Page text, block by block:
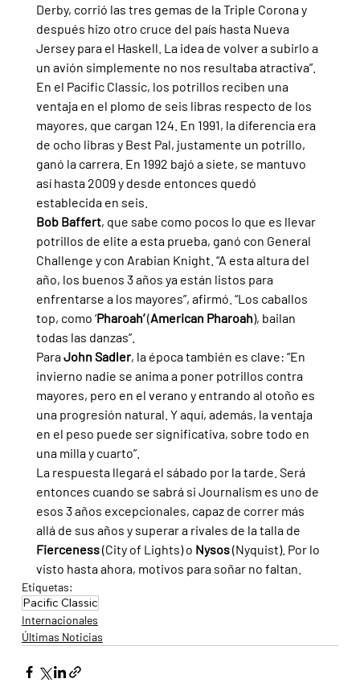
Derby, corrió las tres gemas de la Triple Corona y
después hizo otro cruce del país hasta Nueva
Jersey para el Haskell. La idea de volver a subirlo a
un avión simplemente no nos resultaba atractiva”.
En el Pacific Classic, los potrillos reciben una
ventaja en el plomo de seis libras respecto de los
mayores, que cargan 124. En 1991, la diferencia era
de ocho libras y Best Pal, justamente un potrillo,
ganó la carrera. En 1992 bajó a siete, se mantuvo
así hasta 2009 y desde entonces quedó
establecida en seis.
Bob Baffert, que sabe como pocos lo que es llevar
potrillos de elite a esta prueba, ganó con General
Challenge y con Arabian Knight. “A esta altura del
año, los buenos 3 años ya están listos para
enfrentarse a los mayores”, afirmó. “Los caballos
top, como ‘Pharoah’ (American Pharoah), bailan
todas las danzas”.
Para John Sadler, la época también es clave: “En
invierno nadie se anima a poner potrillos contra
mayores, pero en el verano y entrando al otoño es
una progresión natural. Y aquí, además, la ventaja
en el peso puede ser significativa, sobre todo en
una milla y cuarto”.
La respuesta llegará el sábado por la tarde. Será
entonces cuando se sabrá si Journalism es uno de
esos 3 años excepcionales, capaz de correr más
allá de sus años y superar a rivales de la talla de
Fierceness (City of Lights) o Nysos (Nyquist). Por lo
visto hasta ahora, motivos para soñar no faltan.
Etiquetas:
Pacific Classic
Internacionales
Últimas Noticias